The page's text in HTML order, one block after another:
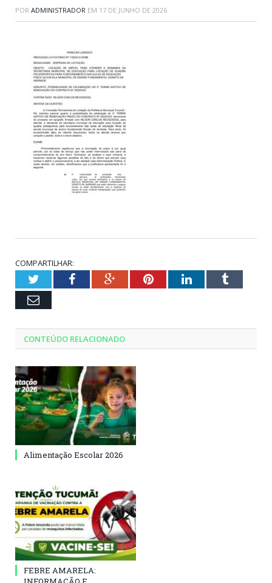
POR ADMINISTRADOR EM 17 DE JUNHO DE 2026
COMPARTILHAR:
TwitterFacebookGoogle+PinterestLinkedInTumblr
Email
CONTEÚDO RELACIONADO
Alimentação Escolar 2026
FEBRE AMARELA: